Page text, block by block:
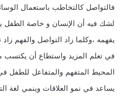
فالتواصل كالتخاطب باستعمال
لشك فيه أن الإنسان و خاصة الطفل
يفهمه ،وكلما زاد التواصل والفهم
في تعلم المزيد واستطاع أن يكتسب
المحيط المتفهم والمتفاعل للطفل
يساعد في نمو العلاقات وينمي لغة